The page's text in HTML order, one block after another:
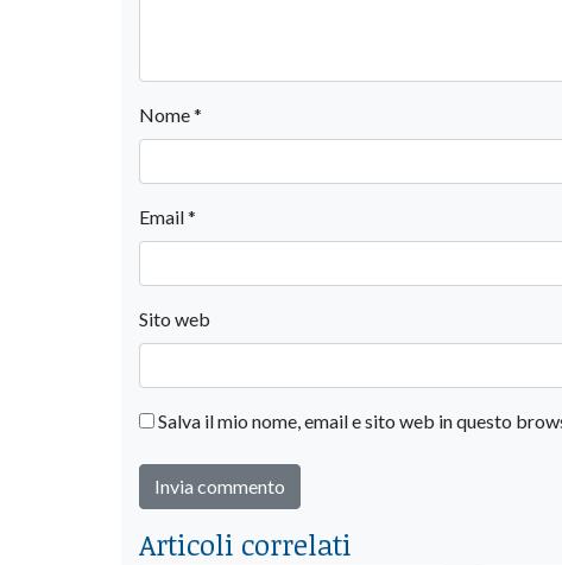
Nome*
Email*
Sito web
Salva il mio nome, email e sito web in questo
Articoli correlati